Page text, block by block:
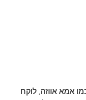
אמא אווזה, לוקח